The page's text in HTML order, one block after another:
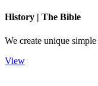
History | The Bible
We create unique
View